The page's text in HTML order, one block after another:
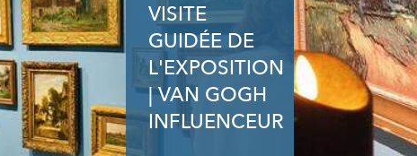
VISITE
GUIDÉE DE
L'EXPOSITION
| VAN GOGH
INFLUENCEUR